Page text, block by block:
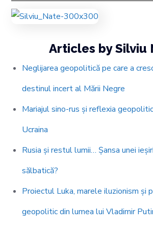
Articles by Silviu
Neglijarea geopolitică pe care a
destinul incert al Mării Negre
Mariajul sino-rus și reflexia
Ucraina
Rusia și restul lumii… Șansa unei
sălbatică?
Proiectul Luka, marele iluzionism și
geopolitic din lumea lui Vladimir